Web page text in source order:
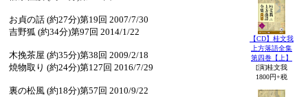
お貞の話 (約27分)第19回 2007/7/30
吉野狐 (約34分)第97回 2014/1/22
木挽茶屋 (約35分)第38回 2009/2/18
焼物取り (約24分)第127回 2016/7/29
裏の松風 (約18分)第57回 2010/9/22
【CD】桂文我
上方落語全集
第四巻【上】
[演]桂文我
1800円+税